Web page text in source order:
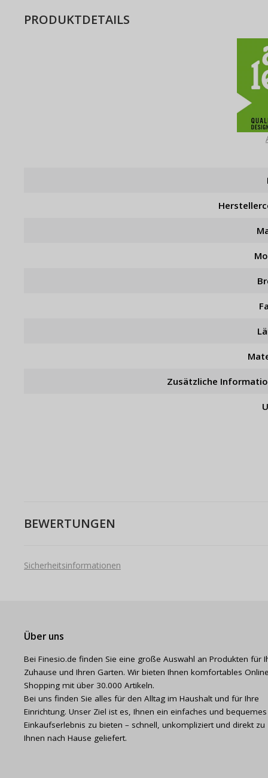
PRODUKTDETAILS
Zusätzliche
BEWERTUNGEN
Sicherheitsinformationen
Über uns
Bei Finesio.de finden Sie eine große Auswahl an Produkten für
Zuhause und Ihren Garten. Wir bieten Ihnen komfortables
Shopping mit über 30.000 Artikeln.
Bei uns finden Sie alles für den Alltag im Haushalt und für Ihre
Einrichtung. Unser Ziel ist es, Ihnen ein einfaches und bequemes
Einkaufserlebnis zu bieten – schnell, unkompliziert und direkt zu
Ihnen nach Hause geliefert.